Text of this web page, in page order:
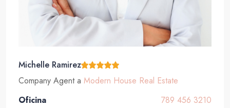
Michelle Ramirez
Company Agenta Modern House Real Estate
Oficina
789 456 3210